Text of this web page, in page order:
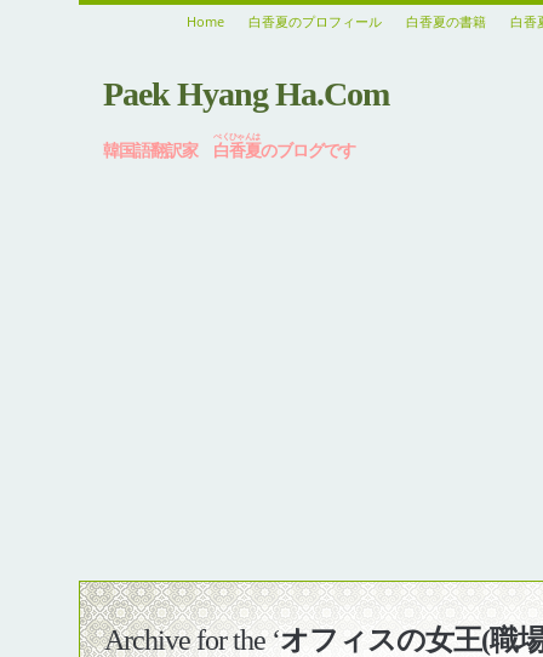
Home 白香夏のプロフィール 白香夏の書籍 白香
Paek Hyang Ha.Com
韓国語翻訳家 白香夏
ぺくひゃんは
のブログです
Archive for the ‘オフィスの女王(職